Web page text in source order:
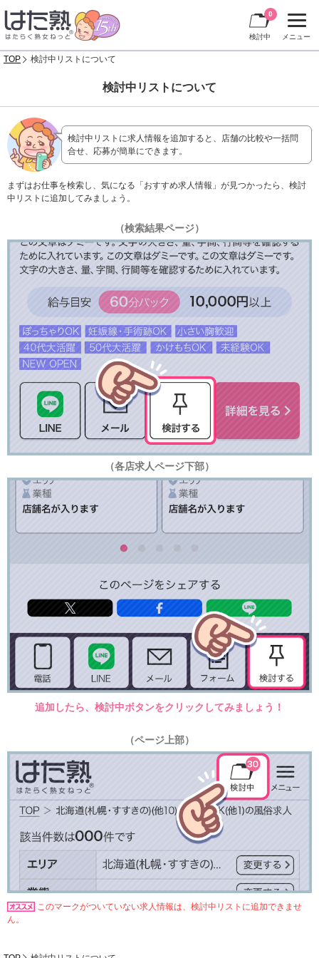
メニュー
検討中
0
TOP 検討中リストについて
検討中リストについて
検討中リストに求人情報を追加すると、店舗の比較や一括問
合せ、応募が簡単にできます。
まずはお仕事を検索し、気になる「おすすめ求人情報」が見つかったら、検討
中リストに追加してみましょう。
（検索結果ページ）
（各店求人ページ下部）
追加したら、検討中ボタンをクリックしてみましょう！
（ページ上部）
このマークがついていない求人情報は、検討中リストに追加できませ
ん。